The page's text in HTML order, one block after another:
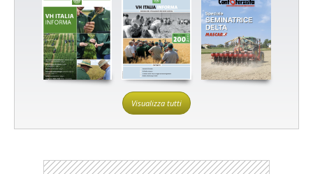
Visualizza tutti